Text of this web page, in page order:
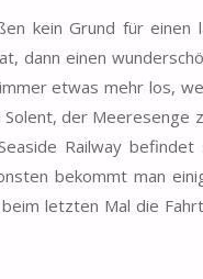
kein Grund für einen
dann einen
etwas mehr los,
der Meeresenge
Railway befindet
bekommt man
letzten Mal die